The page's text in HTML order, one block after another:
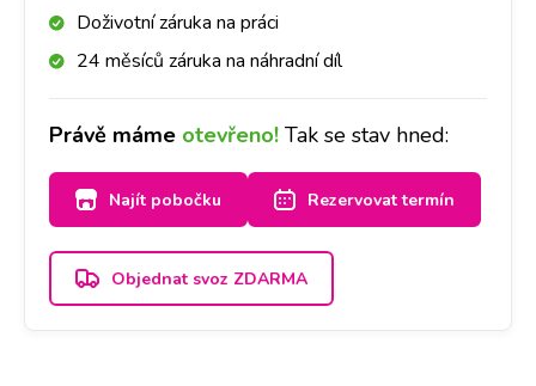
Doživotní záruka na práci
24 měsíců záruka na náhradní díl
Právě máme otevřeno! Tak se stav hned:
Najít pobočku Rezervovat termín
Objednat svoz ZDARMA